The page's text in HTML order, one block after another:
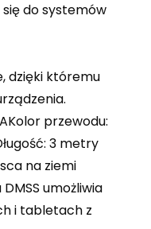
do systemów
dzięki któremu
przewodu:
3 metry
na ziemi
umożliwia
i tabletach z